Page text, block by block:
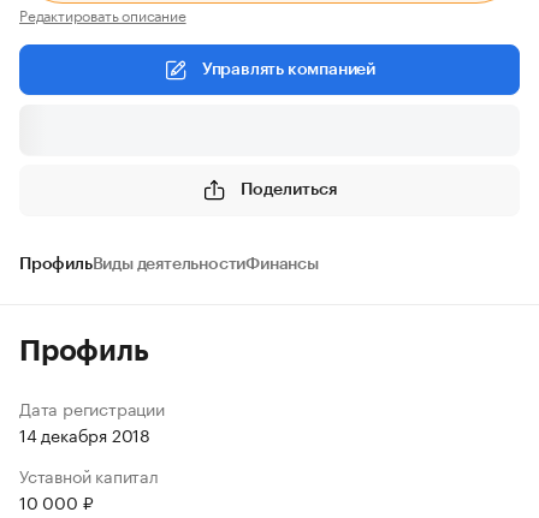
Редактировать описание
Управлять компанией
Поделиться
ПрофильВиды деятельностиФинансы
Профиль
Дата регистрации
14 декабря 2018
Уставной капитал
10 000 ₽